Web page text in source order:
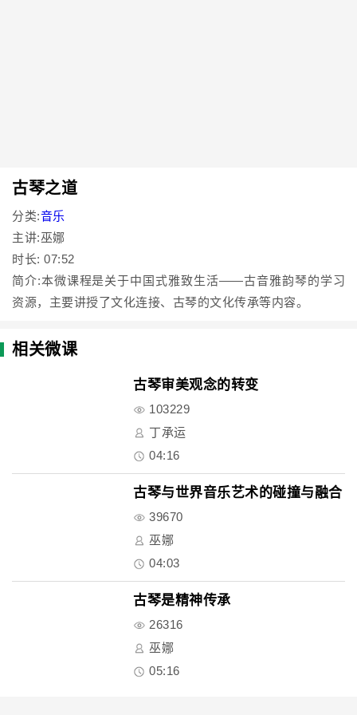
古琴之道
分类:音乐
主讲:巫娜
时长: 07:52
简介:本微课程是关于中国式雅致生活——古音雅韵琴的学习
资源，主要讲授了文化连接、古琴的文化传承等内容。
相关微课
古琴审美观念的转变
103229
丁承运
04:16
古琴与世界音乐艺术的碰撞与融合
39670
巫娜
04:03
古琴是精神传承
26316
巫娜
05:16